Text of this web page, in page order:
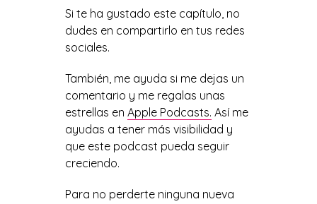
Si te ha gustado este capítulo, no
dudes en compartirlo en tus redes
sociales.
También, me ayuda si me dejas un
comentario y me regalas unas
estrellas en Apple Podcasts. Así me
ayudas a tener más visibilidad y
que este podcast pueda seguir
creciendo.
Para no perderte ninguna nueva